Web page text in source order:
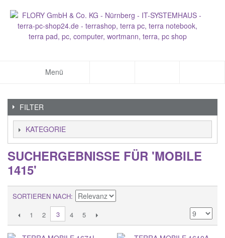
Menü
FILTER
KATEGORIE
SUCHERGEBNISSE FÜR 'MOBILE
1415'
SORTIEREN NACH
1
2 3 4 5